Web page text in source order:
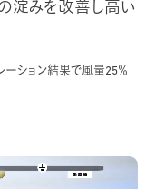
淀みを改善し高い
ション結果で風量25％